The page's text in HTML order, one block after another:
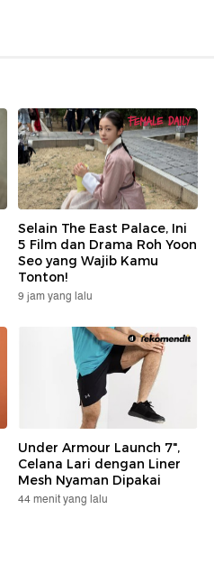
Selain The East Palace, Ini
5 Film dan Drama Roh Yoon
Seo yang Wajib Kamu
Tonton!
9 jam yang lalu
Under Armour Launch 7",
Celana Lari dengan Liner
Mesh Nyaman Dipakai
44 menit yang lalu